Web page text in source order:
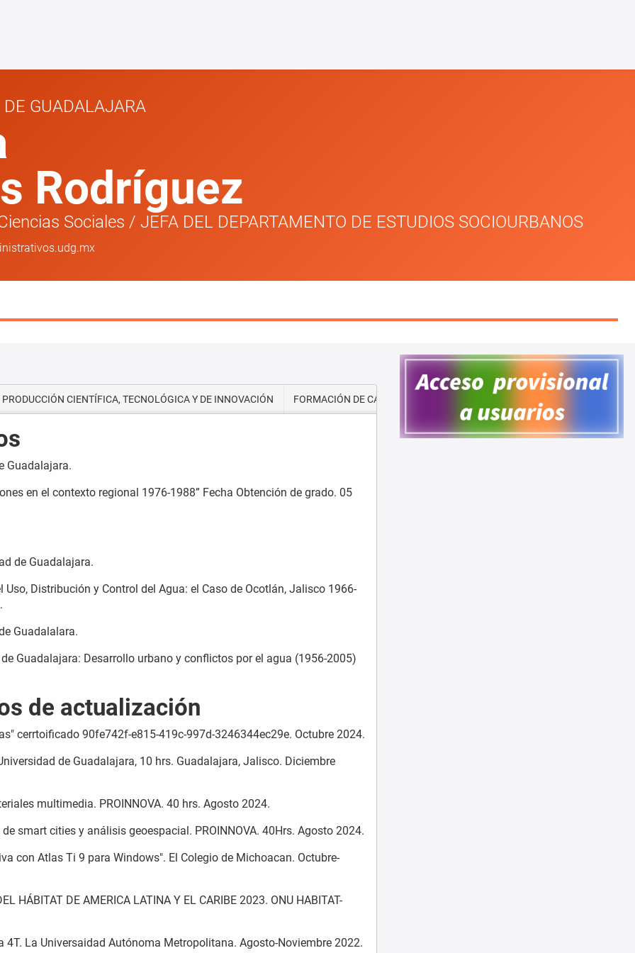
GUADALAJARA
Rodríguez
Sociales / JEFA DEL DEPARTAMENTO DE ESTUDIOS SOCIOURBANOS
PRODUCCIÓN CIENTÍFICA, TECNOLÓGICA Y DE INNOVACIÓN FORMACIÓN DE CAPITAL HUMANO
Guadalajara.
en el contexto regional 1976-1988” Fecha Obtención de grado. 05
de Guadalajara.
Distribución y Control del Agua: el Caso de Ocotlán, Jalisco 1966-
Guadalalara.
Guadalajara: Desarrollo urbano y conflictos por el agua (1956-2005)
de actualización
cerrtoificado 90fe742f-e815-419c-997d-3246344ec29e. Octubre 2024.
de Guadalajara, 10 hrs. Guadalajara, Jalisco. Diciembre
multimedia. PROINNOVA. 40 hrs. Agosto 2024.
smart cities y análisis geoespacial. PROINNOVA. 40Hrs. Agosto 2024.
con Atlas Ti 9 para Windows". El Colegio de Michoacan. Octubre-
HÁBITAT DE AMERICA LATINA Y EL CARIBE 2023. ONU HABITAT-
La Universaidad Autónoma Metropolitana. Agosto-Noviembre 2022.